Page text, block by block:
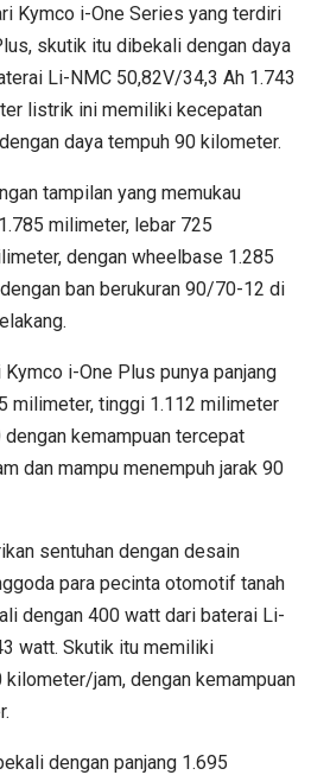
Kymco i-One Series yang terdiri
skutik itu dibekali dengan daya
Li-NMC 50,82V/34,3 Ah 1.743
listrik ini memiliki kecepatan
daya tempuh 90 kilometer.
tampilan yang memukau
milimeter, lebar 725
dengan wheelbase 1.285
ban berukuran 90/70-12 di
i-One Plus punya panjang
milimeter, tinggi 1.112 milimeter
kemampuan tercepat
dan mampu menempuh jarak 90
sentuhan dengan desain
para pecinta otomotif tanah
dengan 400 watt dari baterai Li-
watt. Skutik itu memiliki
jam, dengan kemampuan
dengan panjang 1.695